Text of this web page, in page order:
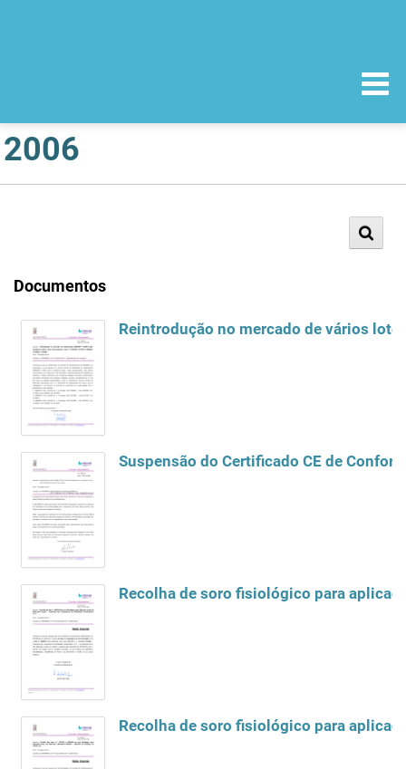
2006
Documentos
Reintrodução no mercado de vários
Suspensão do Certificado CE de
Recolha de soro fisiológico para
Recolha de soro fisiológico para